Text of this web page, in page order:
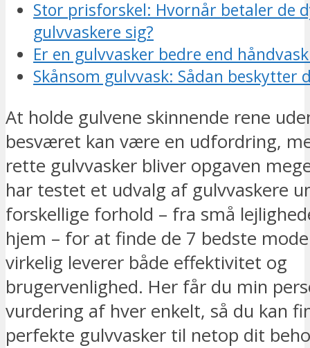
Stor prisforskel: Hvornår betaler de
gulvvaskere sig?
Er en gulvvasker bedre end
Skånsom gulvvask: Sådan beskytter
At holde gulvene skinnende rene
besværet kan være en udfordring,
rette gulvvasker bliver opgaven
har testet et udvalg af gulvvaskere
forskellige forhold – fra små
hjem – for at finde de 7 bedste
virkelig leverer både effektivitet og
brugervenlighed. Her får du min
vurdering af hver enkelt, så du kan
perfekte gulvvasker til netop dit